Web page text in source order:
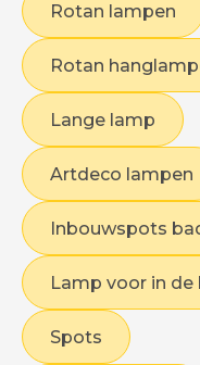
Rotan lampen
Rotan
Lange lamp
Artdeco lampen
Inbouwspots
Lamp voor in de
Spots